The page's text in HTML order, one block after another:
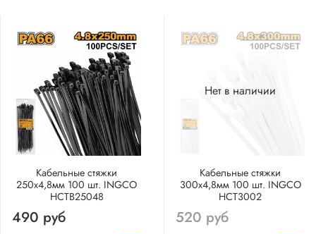
Кабельные стяжки
250х4,8мм 100 шт. INGCO
HCTB25048
490 руб
Нет в наличии
Кабельные стяжки
300х4,8мм 100 шт. INGCO
HCT3002
520 руб